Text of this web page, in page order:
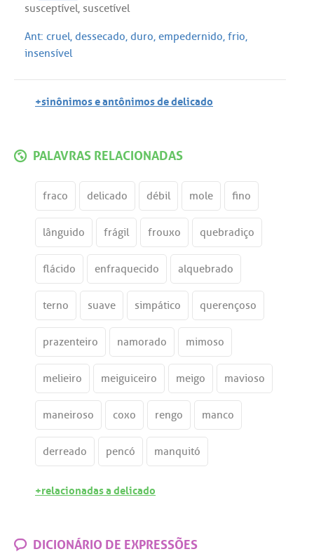
susceptível, suscetível
Ant: cruel, dessecado, duro, empedernido, frio,
insensível
+sinônimos e antônimos de delicado
PALAVRAS RELACIONADAS
fraco delicado débil mole fino
lânguido frágil frouxo quebradiço
flácido enfraquecido alquebrado
terno suave simpático querençoso
prazenteiro namorado mimoso
melieiro meiguiceiro meigo mavioso
maneiroso coxo rengo manco
derreado pencó manquitó
+relacionadas a delicado
DICIONÁRIO DE EXPRESSÕES